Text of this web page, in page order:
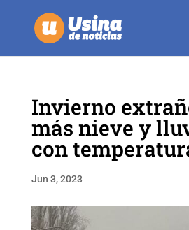
Invierno
más nieve y
con
Jun 3, 2023